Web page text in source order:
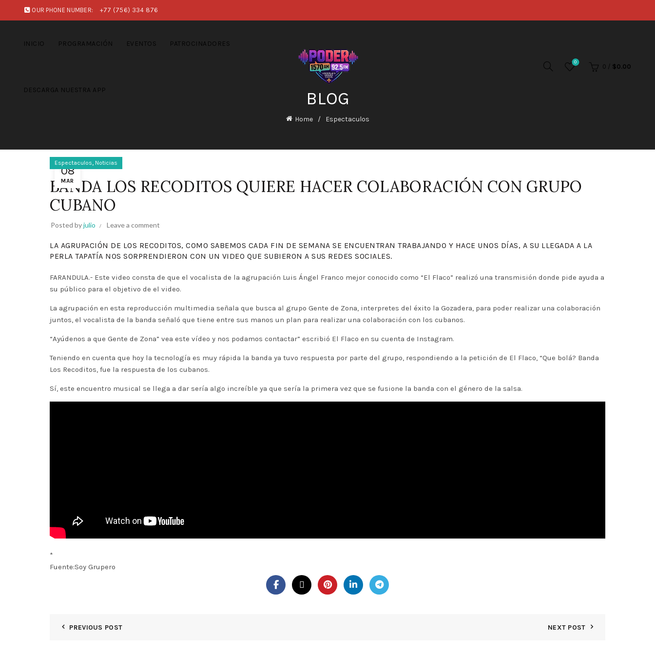
OUR PHONE NUMBER: +77 (756) 334 876
INICIO PROGRAMACIÓN EVENTOS PATROCINADORES
DESCARGA NUESTRA APP
0
0 / $0.00
BLOG
Home Espectaculos
08
MAR
Espectaculos, Noticias
BANDA LOS RECODITOS QUIERE HACER COLABORACIÓN CON GRUPO
CUBANO
Posted byjulio Leave a comment
LA AGRUPACIÓN DE LOS RECODITOS, COMO SABEMOS CADA FIN DE SEMANA SE ENCUENTRAN TRABAJANDO Y HACE UNOS DÍAS, A SU LLEGADA A LA
PERLA TAPATÍA NOS SORPRENDIERON CON UN VIDEO QUE SUBIERON A SUS REDES SOCIALES.
FARANDULA.- Este video consta de que el vocalista de la agrupación Luis Ángel Franco mejor conocido como “El Flaco” realizó una transmisión donde pide ayuda a
su público para el objetivo de el video.
La agrupación en esta reproducción multimedia señala que busca al grupo Gente de Zona, interpretes del éxito la Gozadera, para poder realizar una colaboración
juntos, el vocalista de la banda señaló que tiene entre sus manos un plan para realizar una colaboración con los cubanos.
“Ayúdenos a que Gente de Zona” vea este vídeo y nos podamos contactar” escribió El Flaco en su cuenta de Instagram.
Teniendo en cuenta que hoy la tecnología es muy rápida la banda ya tuvo respuesta por parte del grupo, respondiendo a la petición de El Flaco, “Que bolá? Banda
Los Recoditos, fue la respuesta de los cubanos.
Sí, este encuentro musical se llega a dar sería algo increíble ya que sería la primera vez que se fusione la banda con el género de la salsa.
*
Fuente:Soy Grupero
PREVIOUS POST NEXT POST